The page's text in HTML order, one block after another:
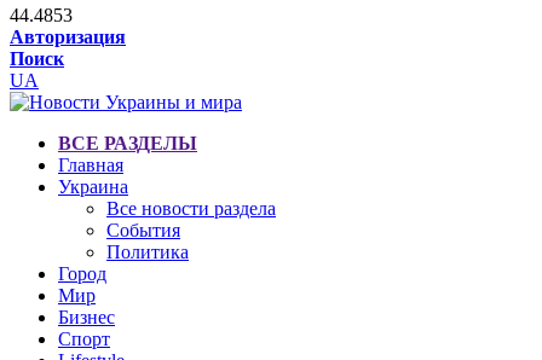
44.4853
Авторизация
Поиск
UA
ВСЕ РАЗДЕЛЫ
Главная
Украина
Все новости раздела
События
Политика
Город
Мир
Бизнес
Спорт